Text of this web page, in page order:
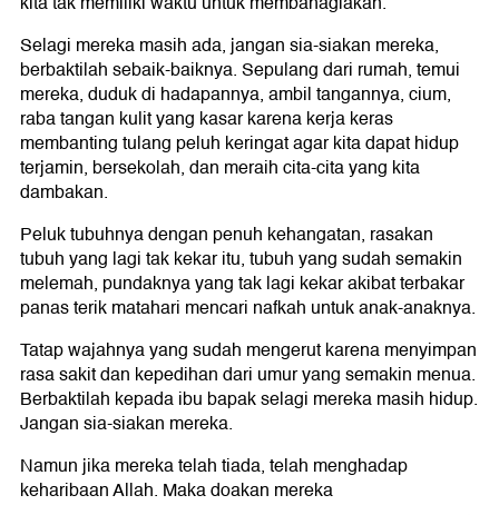
Selagi mereka masih ada, jangan sia-siakan mereka,
berbaktilah sebaik-baiknya. Sepulang dari rumah, temui
mereka, duduk di hadapannya, ambil tangannya, cium,
raba tangan kulit yang kasar karena kerja keras
membanting tulang peluh keringat agar kita dapat hidup
terjamin, bersekolah, dan meraih cita-cita yang kita
dambakan.
Peluk tubuhnya dengan penuh kehangatan, rasakan
tubuh yang lagi tak kekar itu, tubuh yang sudah semakin
melemah, pundaknya yang tak lagi kekar akibat terbakar
panas terik matahari mencari nafkah untuk anak-anaknya.
Tatap wajahnya yang sudah mengerut karena menyimpan
rasa sakit dan kepedihan dari umur yang semakin menua.
Berbaktilah kepada ibu bapak selagi mereka masih hidup.
Jangan sia-siakan mereka.
Namun jika mereka telah tiada, telah menghadap
keharibaan Allah. Maka doakan mereka